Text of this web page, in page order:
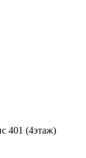
401 (4этаж)